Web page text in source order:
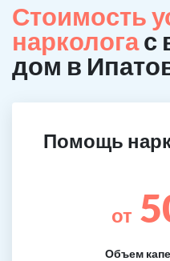
Стоимость
наркологас
дом в
Помощь
от
Объем